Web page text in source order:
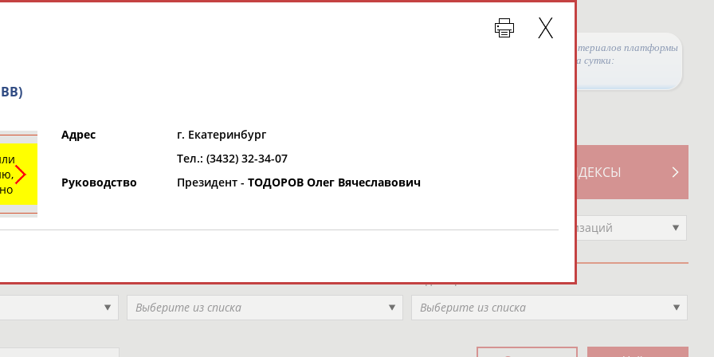
Просмотры материалов платформы
за сутки:
СВОДНЫЕ ИНДЕКСЫ
Выберите другой тип организаций
Регион
Выберите из списка
Вид спорта
Выберите из списка
Адрес
г. Екатеринбург
Тел.: (3432) 32-34-07
Руководство
Президент - ТОДОРОВ Олег Вячеславович